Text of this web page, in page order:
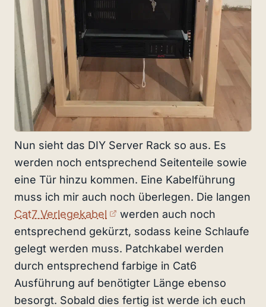
Nun sieht das DIY Server Rack so aus. Es
werden noch entsprechend Seitenteile sowie
eine Tür hinzu kommen. Eine Kabelführung
muss ich mir auch noch überlegen. Die langen
Cat7 Verlegekabel
(externer Link)
werden auch noch
entsprechend gekürzt, sodass keine Schlaufe
gelegt werden muss. Patchkabel werden
durch entsprechend farbige in Cat6
Ausführung auf benötigter Länge ebenso
besorgt. Sobald dies fertig ist werde ich euch